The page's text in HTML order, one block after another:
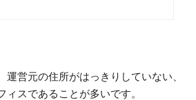
運営元の住所がはっきりしていない、
ィスであることが多いです。